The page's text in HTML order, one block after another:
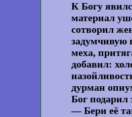
К Богу
материал
сотворил
задумчивую
меха,
добавил:
дурман
Бог
— Бери её